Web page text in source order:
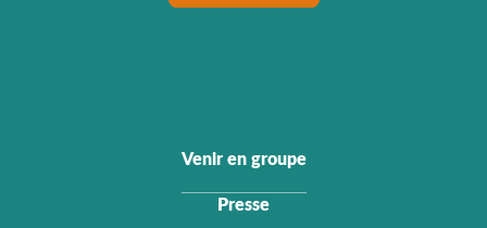
Venir en groupe
Presse